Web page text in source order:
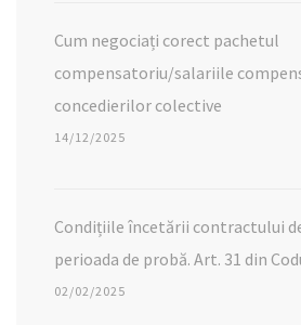
Cum negociați corect pachetul
compensatoriu/salariile
concedierilor colective
14/12/2025
Condițiile încetării contractului
perioada de probă. Art. 31 din
02/02/2025